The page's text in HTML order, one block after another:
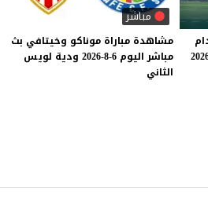
مباشر
مشاهدة مباراة موناكو وخيتافي بث
مباشر اليوم 6-8-2026 ودية لويس
الثاني